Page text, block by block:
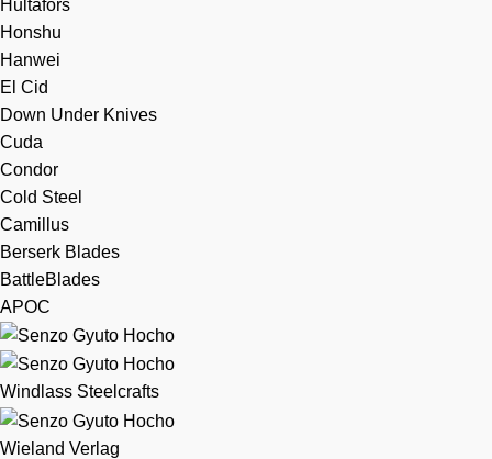
Hultafors
Honshu
Hanwei
El Cid
Down Under Knives
Cuda
Condor
Cold Steel
Camillus
Berserk Blades
BattleBlades
APOC
Windlass Steelcrafts
Wieland Verlag